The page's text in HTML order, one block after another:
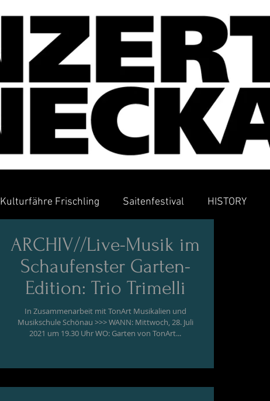
ARCHIV//Live-Musik im
Schaufenster Garten-
Edition: Trio Trimelli
In Zusammenarbeit mit TonArt Musikalien und
Musikschule Schönau >>> WANN: Mittwoch, 28. Juli
2021 um 19.30 Uhr WO: Garten von TonArt...
Kulturfähre Frischling Saitenfestival HISTORY